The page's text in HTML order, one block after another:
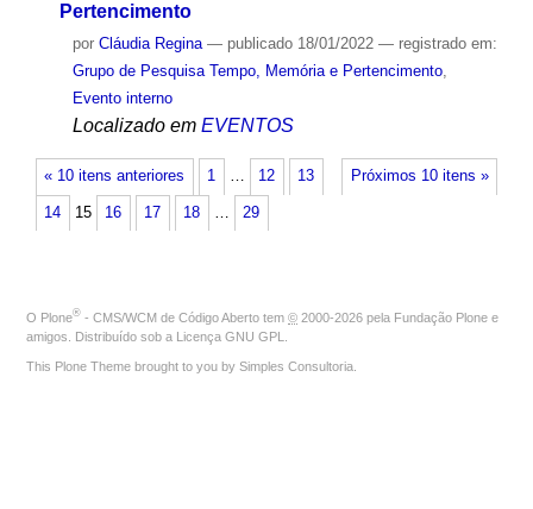
Pertencimento
por Cláudia Regina — publicado18/01/2022 — registrado em:
Grupo de Pesquisa Tempo, Memória e Pertencimento,
Evento interno
Localizado em EVENTOS
« 10 itens anteriores Próximos 10 itens »
1 … 12 13
14 15 16 17 18 … 29
O Plone® - CMS/WCM de Código Aberto tem © 2000-2026 pela Fundação Plone e
amigos. Distribuído sob a Licença GNU GPL
This Plone Theme brought to you by Simples Consultoria